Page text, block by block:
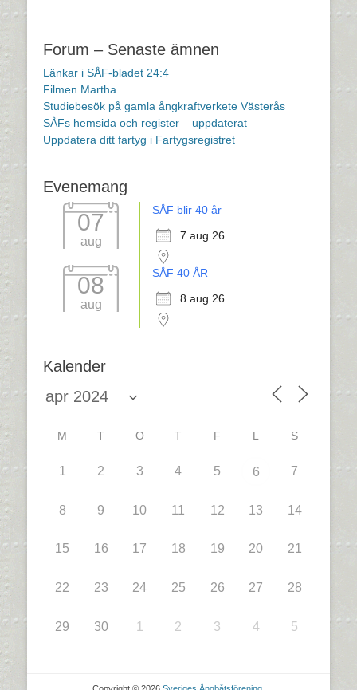
Forum – Senaste ämnen
Länkar i SÅF-bladet 24:4
Filmen Martha
Studiebesök på gamla ångkraftverkete Västerås
SÅFs hemsida och register – uppdaterat
Uppdatera ditt fartyg i Fartygsregistret
Evenemang
07
aug
SÅF blir 40 år
7 aug 26
08
aug
SÅF 40 ÅR
8 aug 26
Kalender
M T O T F L S
1 2 3 4 5 6 7
8 9 10 11 12 13 14
15 16 17 18 19 20 21
22 23 24 25 26 27 28
29 30 1 2 3 4 5